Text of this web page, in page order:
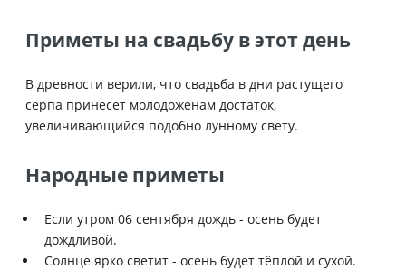
Приметы на свадьбу в этот день
В древности верили, что свадьба в дни растущего
серпа принесет молодоженам достаток,
увеличивающийся подобно лунному свету.
Народные приметы
Если утром 06 сентября дождь - осень будет
дождливой.
Солнце ярко светит - осень будет тёплой и сухой.